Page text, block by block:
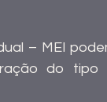
– MEI
do tipo